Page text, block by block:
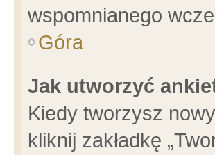
wspomnianego
Góra
Jak utworzyć
Kiedy tworzysz
kliknij zakładkę